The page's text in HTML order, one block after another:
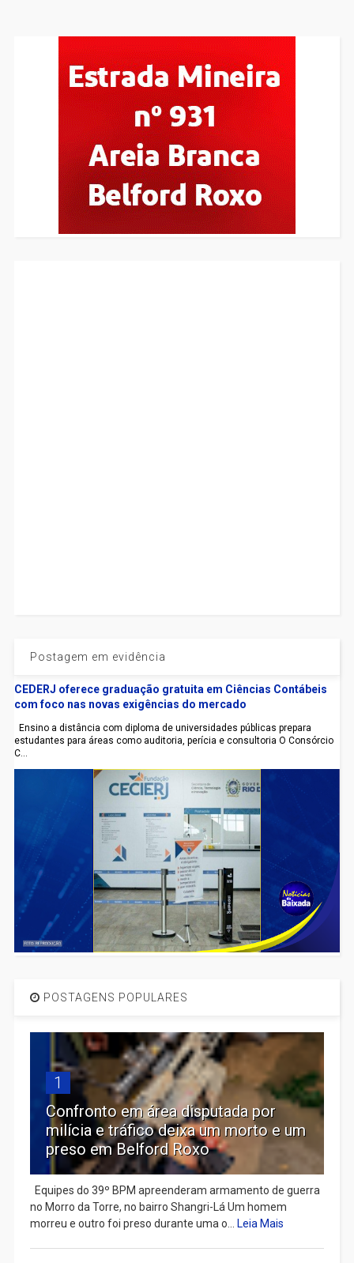
Postagem em evidência
CEDERJ oferece graduação gratuita em Ciências Contábeis
com foco nas novas exigências do mercado
Ensino a distância com diploma de universidades públicas prepara
estudantes para áreas como auditoria, perícia e consultoria O Consórcio
C...
POSTAGENS POPULARES
1
Confronto em área disputada por
milícia e tráfico deixa um morto e um
preso em Belford Roxo
Equipes do 39º BPM apreenderam armamento de guerra
no Morro da Torre, no bairro Shangri-Lá Um homem
morreu e outro foi preso durante uma o...
Leia Mais